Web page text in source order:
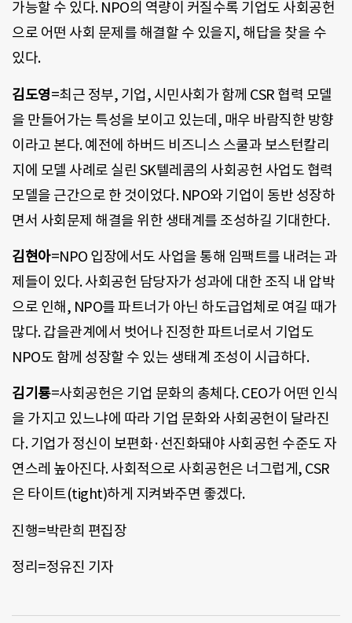
가능할 수 있다. NPO의 역량이 커질수록 기업도 사회공헌
으로 어떤 사회 문제를 해결할 수 있을지, 해답을 찾을 수
있다.
김도영=최근 정부, 기업, 시민사회가 함께 CSR 협력 모델
을 만들어가는 특성을 보이고 있는데, 매우 바람직한 방향
이라고 본다. 예전에 하버드 비즈니스 스쿨과 보스턴칼리
지에 모델 사례로 실린 SK텔레콤의 사회공헌 사업도 협력
모델을 근간으로 한 것이었다. NPO와 기업이 동반 성장하
면서 사회문제 해결을 위한 생태계를 조성하길 기대한다.
김현아=NPO 입장에서도 사업을 통해 임팩트를 내려는 과
제들이 있다. 사회공헌 담당자가 성과에 대한 조직 내 압박
으로 인해, NPO를 파트너가 아닌 하도급업체로 여길 때가
많다. 갑을관계에서 벗어나 진정한 파트너로서 기업도
NPO도 함께 성장할 수 있는 생태계 조성이 시급하다.
김기룡=사회공헌은 기업 문화의 총체다. CEO가 어떤 인식
을 가지고 있느냐에 따라 기업 문화와 사회공헌이 달라진
다. 기업가 정신이 보편화·선진화돼야 사회공헌 수준도 자
연스레 높아진다. 사회적으로 사회공헌은 너그럽게, CSR
은 타이트(tight)하게 지켜봐주면 좋겠다.
진행=박란희 편집장
정리=정유진 기자